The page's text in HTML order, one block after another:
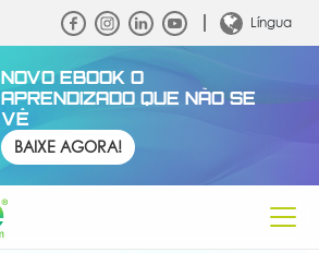
Língua
NOVO EBOOK O
APRENDIZADO QUE NÃO SE
VÊ
BAIXE AGORA!